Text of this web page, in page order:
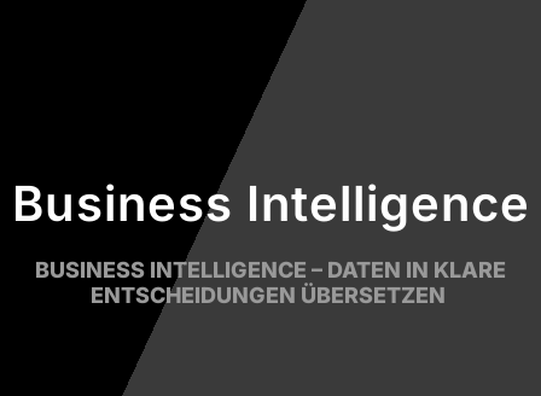
Business Intelligence
BUSINESS INTELLIGENCE – DATEN IN KLARE
ENTSCHEIDUNGEN ÜBERSETZEN